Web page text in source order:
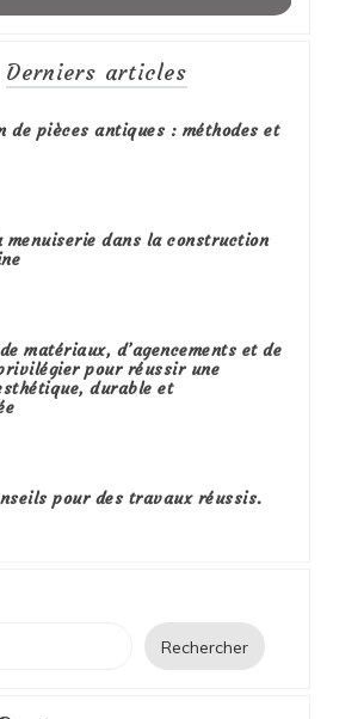
Derniers articles
de pièces antiques : méthodes et
menuiserie dans la construction
matériaux, d’agencements et de
pour réussir une
durable et
pour des travaux réussis.
Rechercher